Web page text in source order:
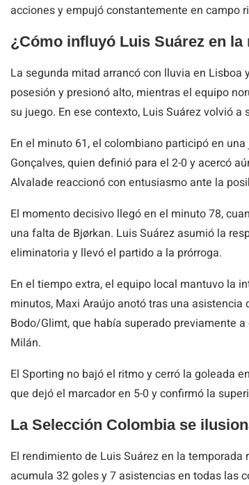
acciones y empujó constantemente en campo
¿Cómo influyó Luis Suárez en
La segunda mitad arrancó con lluvia en
posesión y presionó alto, mientras el equipo
su juego. En ese contexto, Luis Suárez volvió a
En el minuto 61, el colombiano participó en
Gonçalves, quien definió para el 2-0 y acercó
Alvalade reaccionó con entusiasmo ante la
El momento decisivo llegó en el minuto 78,
una falta de Bjørkan. Luis Suárez asumió la
eliminatoria y llevó el partido a la prórroga.
En el tiempo extra, el equipo local mantuvo la
minutos, Maxi Araújo anotó tras una
Bodo/Glimt, que había superado previamente
Milán.
El Sporting no bajó el ritmo y cerró la goleada
que dejó el marcador en 5-0 y confirmó la
La Selección Colombia se
El rendimiento de Luis Suárez en la
acumula 32 goles y 7 asistencias en todas las